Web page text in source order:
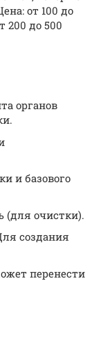
от 100 до
200 до 500
органов
и базового
(для очистки).
создания
перенести